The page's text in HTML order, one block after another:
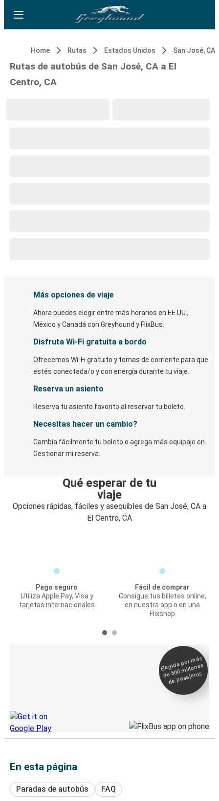
Home Rutas Estados Unidos San José, CA
Rutas de autobús de San José, CA a El
Centro, CA
Más opciones de viaje
Ahora puedes elegir entre más horarios en EE.UU.,
México y Canadá con Greyhound y FlixBus.
Disfruta Wi-Fi gratuita a bordo
Ofrecemos Wi-Fi gratuito y tomas de corriente para que
estés conectada/o y con energía durante tu viaje.
Reserva un asiento
Reserva tu asiento favorito al reservar tu boleto.
Necesitas hacer un cambio?
Cambia fácilmente tu boleto o agrega más equipaje en
Gestionar mi reserva.
Qué esperar de tu
viaje
Opciones rápidas, fáciles y asequibles de San José, CA a
El Centro, CA
Pago seguro
Utiliza Apple Pay, Visa y
tarjetas internacionales
Fácil de comprar
Consigue tus billetes online,
en nuestra app o en una
Flixshop
Elegida por
más
de 500
millones
de pasajeros
En esta página
Paradas de autobús FAQ